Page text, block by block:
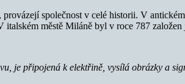
společnost v celé historii. V
městě Miláně byl v roce 787
je připojená k elektřině, vysílá obrázky a